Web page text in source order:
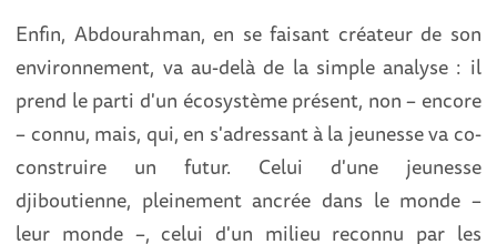
Enfin, Abdourahman, en se faisant créateur de son
environnement, va au-delà de la simple analyse : il
prend le parti d'un écosystème présent, non – encore
– connu, mais, qui, en s'adressant à la jeunesse va co-
construire un futur. Celui d'une jeunesse
djiboutienne, pleinement ancrée dans le monde –
leur monde –, celui d'un milieu reconnu par les